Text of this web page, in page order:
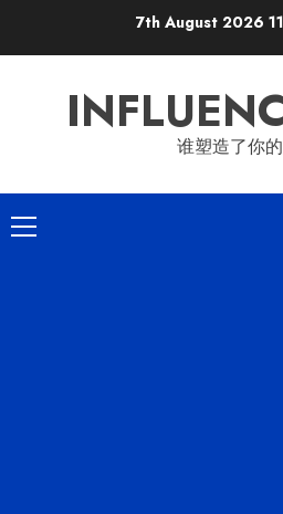
7th August 2026
谁塑造了你
Primary